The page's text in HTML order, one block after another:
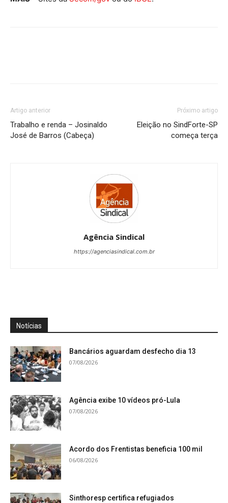
Artigo anterior
Trabalho e renda – Josinaldo
José de Barros (Cabeça)
Próximo artigo
Eleição no SindForte-SP
começa terça
Agência Sindical
https://agenciasindical.com.br
Notícias
Bancários aguardam desfecho dia 13
07/08/2026
Agência exibe 10 vídeos pró-Lula
07/08/2026
Acordo dos Frentistas beneficia 100 mil
06/08/2026
Sinthoresp certifica refugiados